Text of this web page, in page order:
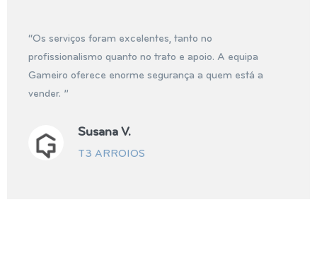
“Os serviços foram excelentes, tanto no
profissionalismo quanto no trato e apoio. A equipa
Gameiro oferece enorme segurança a quem está a
vender. ”
Susana V.
T3 ARROIOS